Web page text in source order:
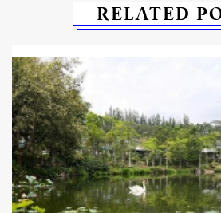
RELATED